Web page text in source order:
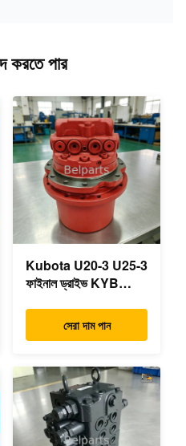
করতে পার
Kubota U20-3 U25-3
ফাইনাল ড্রাইভ KYB
OEM ভ্রমণ মোটর
B0240-18076
RB559-61290
RC157-78000 মিনি
খননকারীর যন্ত্রাংশের জন্য
সেরা দাম পান